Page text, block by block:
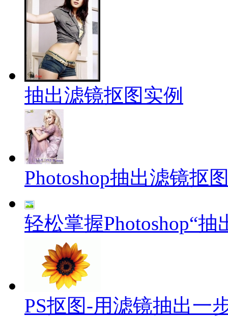
抽出滤镜抠图实例
Photoshop抽出滤镜抠
轻松掌握Photoshop“抽
PS抠图-用滤镜抽出一